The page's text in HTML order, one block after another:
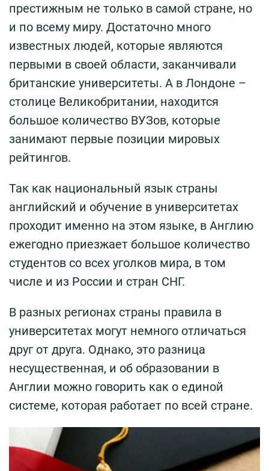
престижным не только в самой стране, но
и по всему миру. Достаточно много
известных людей, которые являются
первыми в своей области, заканчивали
британские университеты. А в Лондоне –
столице Великобритании, находится
большое количество ВУЗов, которые
занимают первые позиции мировых
рейтингов.
Так как национальный язык страны
английский и обучение в университетах
проходит именно на этом языке, в Англию
ежегодно приезжает большое количество
студентов со всех уголков мира, в том
числе и из России и стран СНГ.
В разных регионах страны правила в
университетах могут немного отличаться
друг от друга. Однако, это разница
несущественная, и об образовании в
Англии можно говорить как о единой
системе, которая работает по всей стране.